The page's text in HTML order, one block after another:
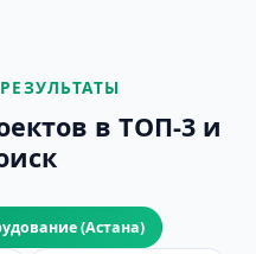
в ТОП-3 и
(Астана)